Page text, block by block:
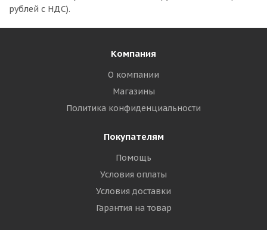
рублей с НДС).
Компания
О компании
Магазины
Политика конфиденциальности
Покупателям
Помощь
Условия оплаты
Условия доставки
Гарантия на товар